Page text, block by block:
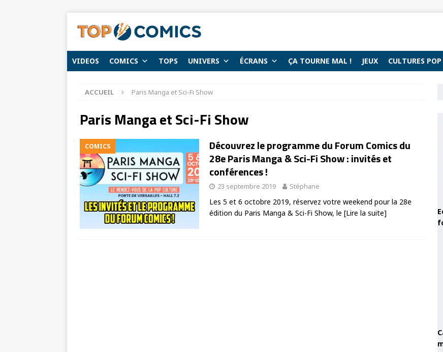
VIDEOS COMICS TOPS UNIVERS ÉCRANS ÇA TOURNE MAL ! JEUX CULTURES POP
ACCUEIL Paris Manga et Sci-Fi Show
Paris Manga et Sci-Fi Show
COMICS
Découvrez le programme du Forum Comics du
28e Paris Manga & Sci-Fi Show : invités et
conférences !
23 septembre 2019 Stéphane
Les 5 et 6 octobre 2019, réservez votre weekend pour la 28e
édition du Paris Manga & Sci-Fi Show, le [Lire la suite]